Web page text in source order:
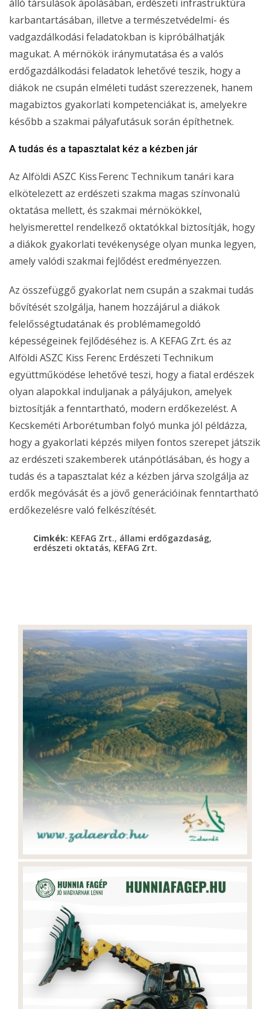
álló társulások ápolásában, erdészeti infrastruktúra
karbantartásában, illetve a természetvédelmi- és
vadgazdálkodási feladatokban is kipróbálhatják
magukat. A mérnökök iránymutatása és a valós
erdőgazdálkodási feladatok lehetővé teszik, hogy a
diákok ne csupán elméleti tudást szerezzenek, hanem
magabiztos gyakorlati kompetenciákat is, amelyekre
később a szakmai pályafutásuk során építhetnek.
A tudás és a tapasztalat kéz a kézben jár
Az Alföldi ASZC Kiss Ferenc Technikum tanári kara
elkötelezett az erdészeti szakma magas színvonalú
oktatása mellett, és szakmai mérnökökkel,
helyismerettel rendelkező oktatókkal biztosítják, hogy
a diákok gyakorlati tevékenysége olyan munka legyen,
amely valódi szakmai fejlődést eredményezzen.
Az összefüggő gyakorlat nem csupán a szakmai tudás
bővítését szolgálja, hanem hozzájárul a diákok
felelősségtudatának és problémamegoldó
képességeinek fejlődéséhez is. A KEFAG Zrt. és az
Alföldi ASZC Kiss Ferenc Erdészeti Technikum
együttműködése lehetővé teszi, hogy a fiatal erdészek
olyan alapokkal induljanak a pályájukon, amelyek
biztosítják a fenntartható, modern erdőkezelést. A
Kecskeméti Arborétumban folyó munka jól példázza,
hogy a gyakorlati képzés milyen fontos szerepet játszik
az erdészeti szakemberek utánpótlásában, és hogy a
tudás és a tapasztalat kéz a kézben járva szolgálja az
erdők megóvását és a jövő generációinak fenntartható
erdőkezelésre való felkészítését.
Cimkék: KEFAG Zrt., állami erdőgazdaság,
erdészeti oktatás, KEFAG Zrt.